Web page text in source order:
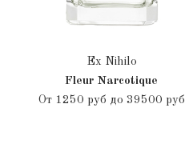
Ex Nihilo
Fleur Narcotique
От 1250 руб до 39500 руб